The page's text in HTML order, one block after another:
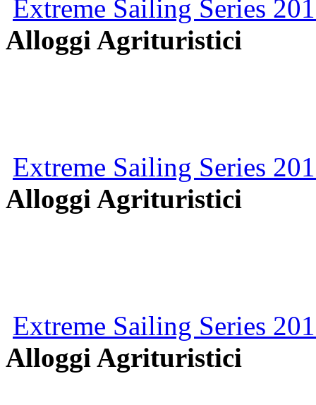
Extreme Sailing Series
Alloggi Agrituristici
Extreme Sailing Series
Alloggi Agrituristici
Extreme Sailing Series
Alloggi Agrituristici